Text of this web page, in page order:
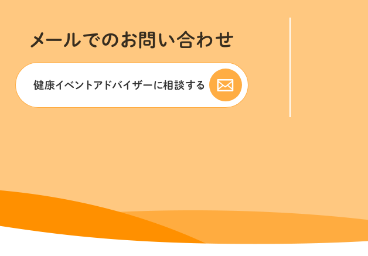
メールでのお問い合わせ
健康イベントアドバイザーに相談する